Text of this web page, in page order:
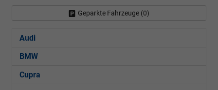
Geparkte Fahrzeuge (0)
Audi
BMW
Cupra